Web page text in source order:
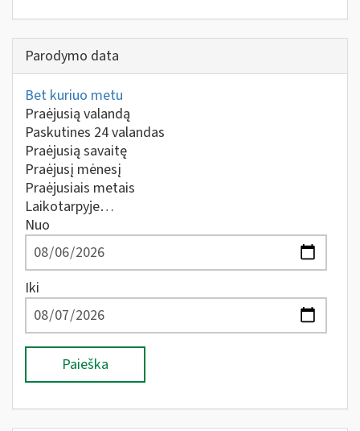
Parodymo data
Bet kuriuo metu
Praėjusią valandą
Paskutines 24 valandas
Praėjusią savaitę
Praėjusį mėnesį
Praėjusiais metais
Laikotarpyje…
Nuo
Iki
Paieška